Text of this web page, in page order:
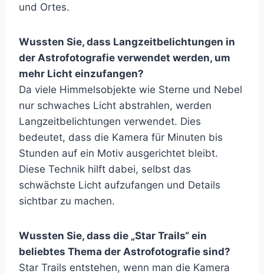
und Ortes.
Wussten Sie, dass Langzeitbelichtungen in
der Astrofotografie verwendet werden, um
mehr Licht einzufangen?
Da viele Himmelsobjekte wie Sterne und Nebel
nur schwaches Licht abstrahlen, werden
Langzeitbelichtungen verwendet. Dies
bedeutet, dass die Kamera für Minuten bis
Stunden auf ein Motiv ausgerichtet bleibt.
Diese Technik hilft dabei, selbst das
schwächste Licht aufzufangen und Details
sichtbar zu machen.
Wussten Sie, dass die „Star Trails“ ein
beliebtes Thema der Astrofotografie sind?
Star Trails entstehen, wenn man die Kamera